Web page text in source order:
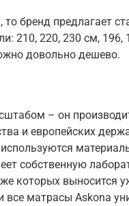
то бренд предлагает
210, 220, 230 см, 196,
довольно дешево.
– он
и европейских
собственную
которых выносится
все матрасы Askona